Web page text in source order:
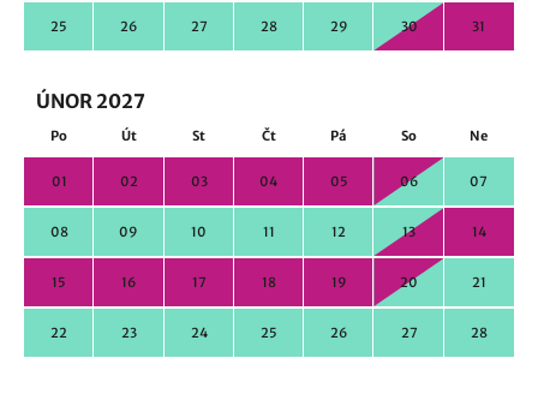
25 26 27 28 29 30 31
ÚNOR 2027
Po Út St Čt Pá So Ne
01 02 03 04 05 06 07
08 09 10 11 12 13 14
15 16 17 18 19 20 21
22 23 24 25 26 27 28